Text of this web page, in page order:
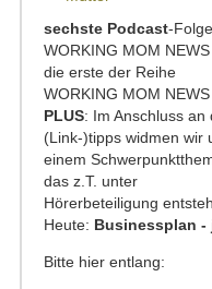
sechste Podcast-
WORKING MOM
die erste der Reihe
WORKING MOM NEWS
PLUS: Im Anschluss an
(Link-)tipps widmen wir
einem
das z.T. unter
Hörerbeteiligung
Heute: Businessplan -
Bitte hier entlang: